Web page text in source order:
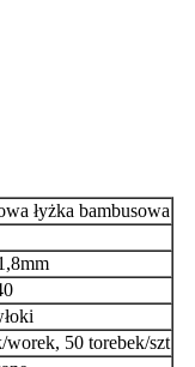
łyżka bambusowa
worek, 50 torebek/szt